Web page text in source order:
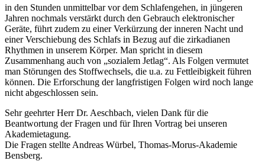
in den Stunden unmittelbar vor dem Schlafengehen, in jüngeren
Jahren nochmals verstärkt durch den Gebrauch elektronischer
Geräte, führt zudem zu einer Verkürzung der inneren Nacht und
einer Verschiebung des Schlafs in Bezug auf die zirkadianen
Rhythmen in unserem Körper. Man spricht in diesem
Zusammenhang auch von „sozialem Jetlag“. Als Folgen vermutet
man Störungen des Stoffwechsels, die u.a. zu Fettleibigkeit führen
können. Die Erforschung der langfristigen Folgen wird noch lange
nicht abgeschlossen sein.
Sehr geehrter Herr Dr. Aeschbach, vielen Dank für die
Beantwortung der Fragen und für Ihren Vortrag bei unseren
Akademietagung.
Die Fragen stellte Andreas Würbel, Thomas-Morus-Akademie
Bensberg.